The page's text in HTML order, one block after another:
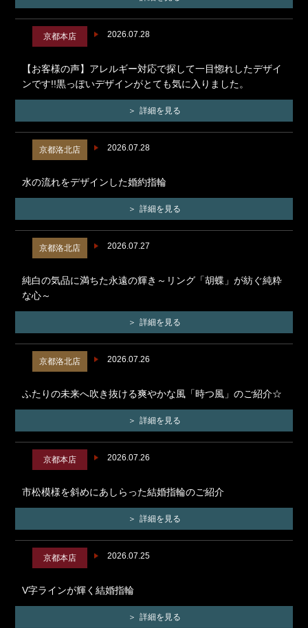
2026.07.28
京都本店
【お客様の声】アレルギー対応で探して一目惚れしたデザイ
ンです!!黒っぽいデザインがとても気に入りました。
詳細を見る
2026.07.28
京都洛北店
水の流れをデザインした婚約指輪
詳細を見る
2026.07.27
京都洛北店
純白の気品に満ちた永遠の輝き～リング「胡蝶」が紡ぐ純粋
な心～
詳細を見る
2026.07.26
京都洛北店
ふたりの未来へ吹き抜ける爽やかな風「時つ風」のご紹介☆
詳細を見る
2026.07.26
京都本店
市松模様を斜めにあしらった結婚指輪のご紹介
詳細を見る
2026.07.25
京都本店
V字ラインが輝く結婚指輪
詳細を見る